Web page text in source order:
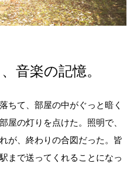
音楽の記憶。
ちて、部屋の中がぐっと暗く
屋の灯りを点けた。照明で、
が、終わりの合図だった。皆
まで送ってくれることになっ